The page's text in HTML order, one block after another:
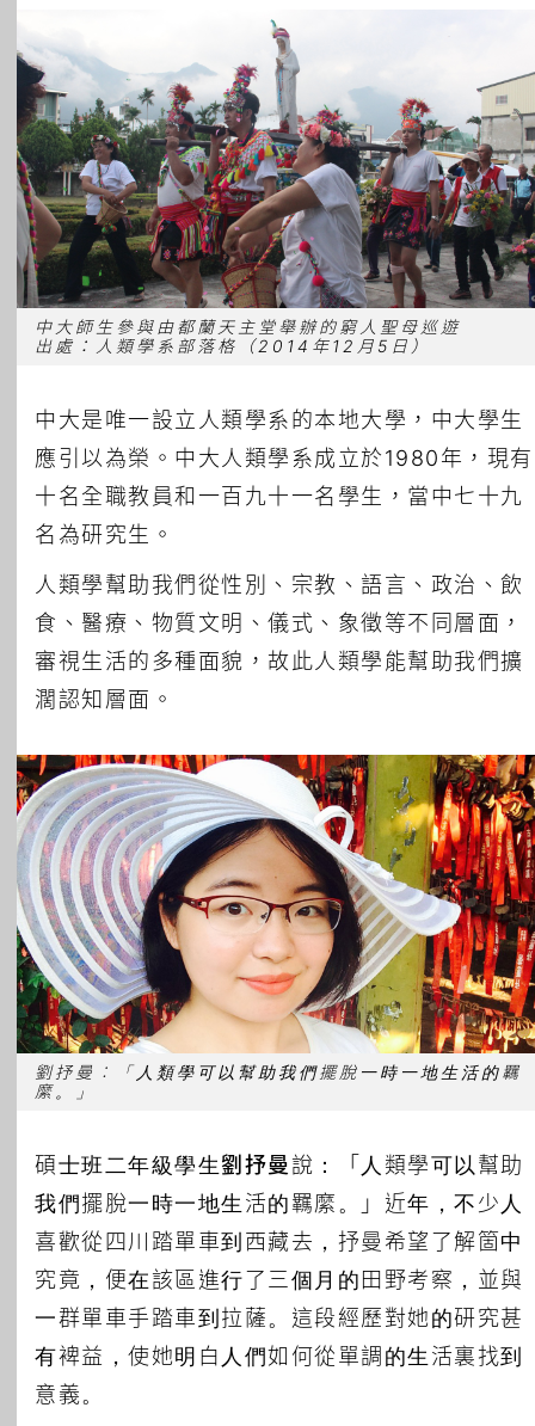
中大師生參與由都蘭天主堂舉辦的窮人聖母巡遊
出處：人類學系部落格（2014年12月5日）
中大是唯一設立人類學系的本地大學，中大學生
應引以為榮。中大人類學系成立於1980年，現有
十名全職教員和一百九十一名學生，當中七十九
名為研究生。
人類學幫助我們從性別、宗教、語言、政治、飲
食、醫療、物質文明、儀式、象徵等不同層面，
審視生活的多種面貌，故此人類學能幫助我們擴
濶認知層面。
劉抒曼︰「人類學可以幫助我們擺脫一時一地生活的羈
縻。」
碩士班二年級學生劉抒曼說：「人類學可以幫助
我們擺脫一時一地生活的羈縻。」近年，不少人
喜歡從四川踏單車到西藏去，抒曼希望了解箇中
究竟，便在該區進行了三個月的田野考察，並與
一群單車手踏車到拉薩。這段經歷對她的研究甚
有裨益，使她明白人們如何從單調的生活裏找到
意義。